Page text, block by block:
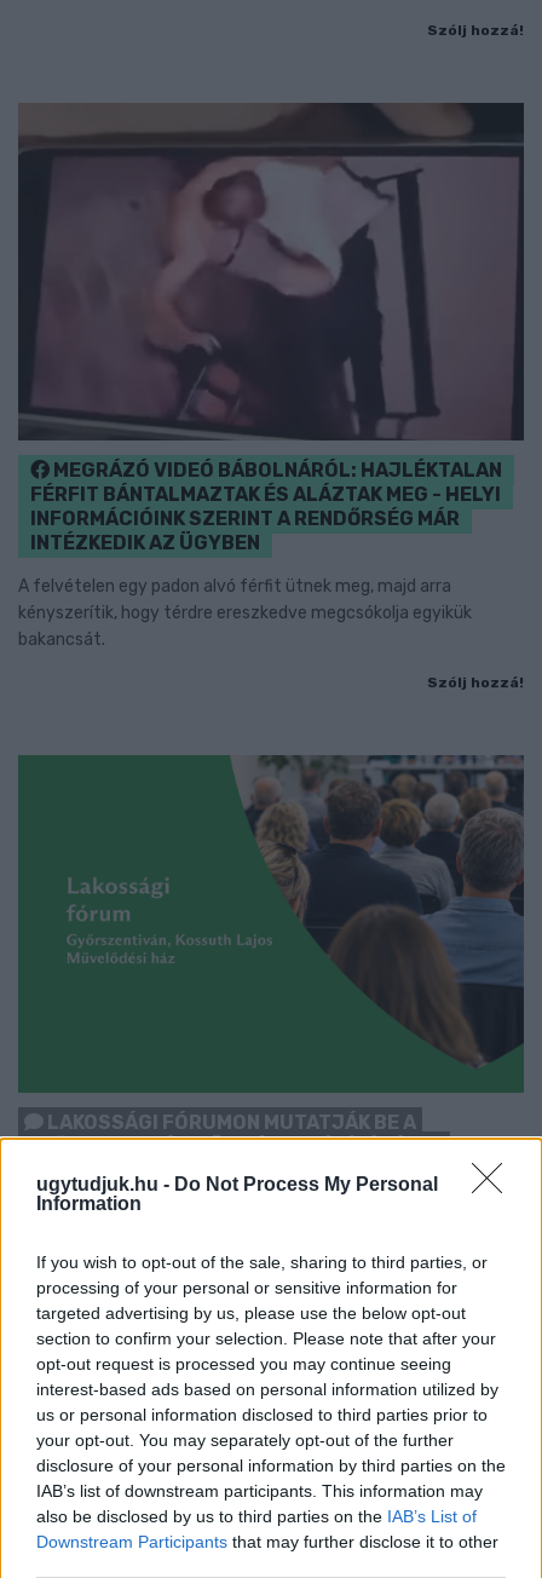
ugytudjuk.hu - Do Not Process My Personal
Information
If you wish to opt-out of the sale, sharing to third parties, or
processing of your personal or sensitive information for
targeted advertising by us, please use the below opt-out
section to confirm your selection. Please note that after your
opt-out request is processed you may continue seeing
interest-based ads based on personal information utilized by
us or personal information disclosed to third parties prior to
your opt-out. You may separately opt-out of the further
disclosure of your personal information by third parties on the
IAB’s list of downstream participants. This information may
also be disclosed by us to third parties on the IAB’s List of
Downstream Participants that may further disclose it to other
Szólj hozzá!
MEGRÁZÓ VIDEÓ BÁBOLNÁRÓL: HAJLÉKTALAN
FÉRFIT BÁNTALMAZTAK ÉS ALÁZTAK MEG - HELYI
INFORMÁCIÓINK SZERINT A RENDŐRSÉG MÁR
INTÉZKEDIK AZ ÜGYBEN
A felvételen egy padon alvó férfit ütnek meg, majd arra
kényszerítik, hogy térdre ereszkedve megcsókolja egyikük
bakancsát.
Szólj hozzá!
LAKOSSÁGI FÓRUMON MUTATJÁK BE A
GYŐRSZENTIVÁNI KÖR TÉR FELÚJÍTÁSÁNAK
Augusztus 6-án a beruházás ütemezéséről és az új kerékpárút
Szólj hozzá!